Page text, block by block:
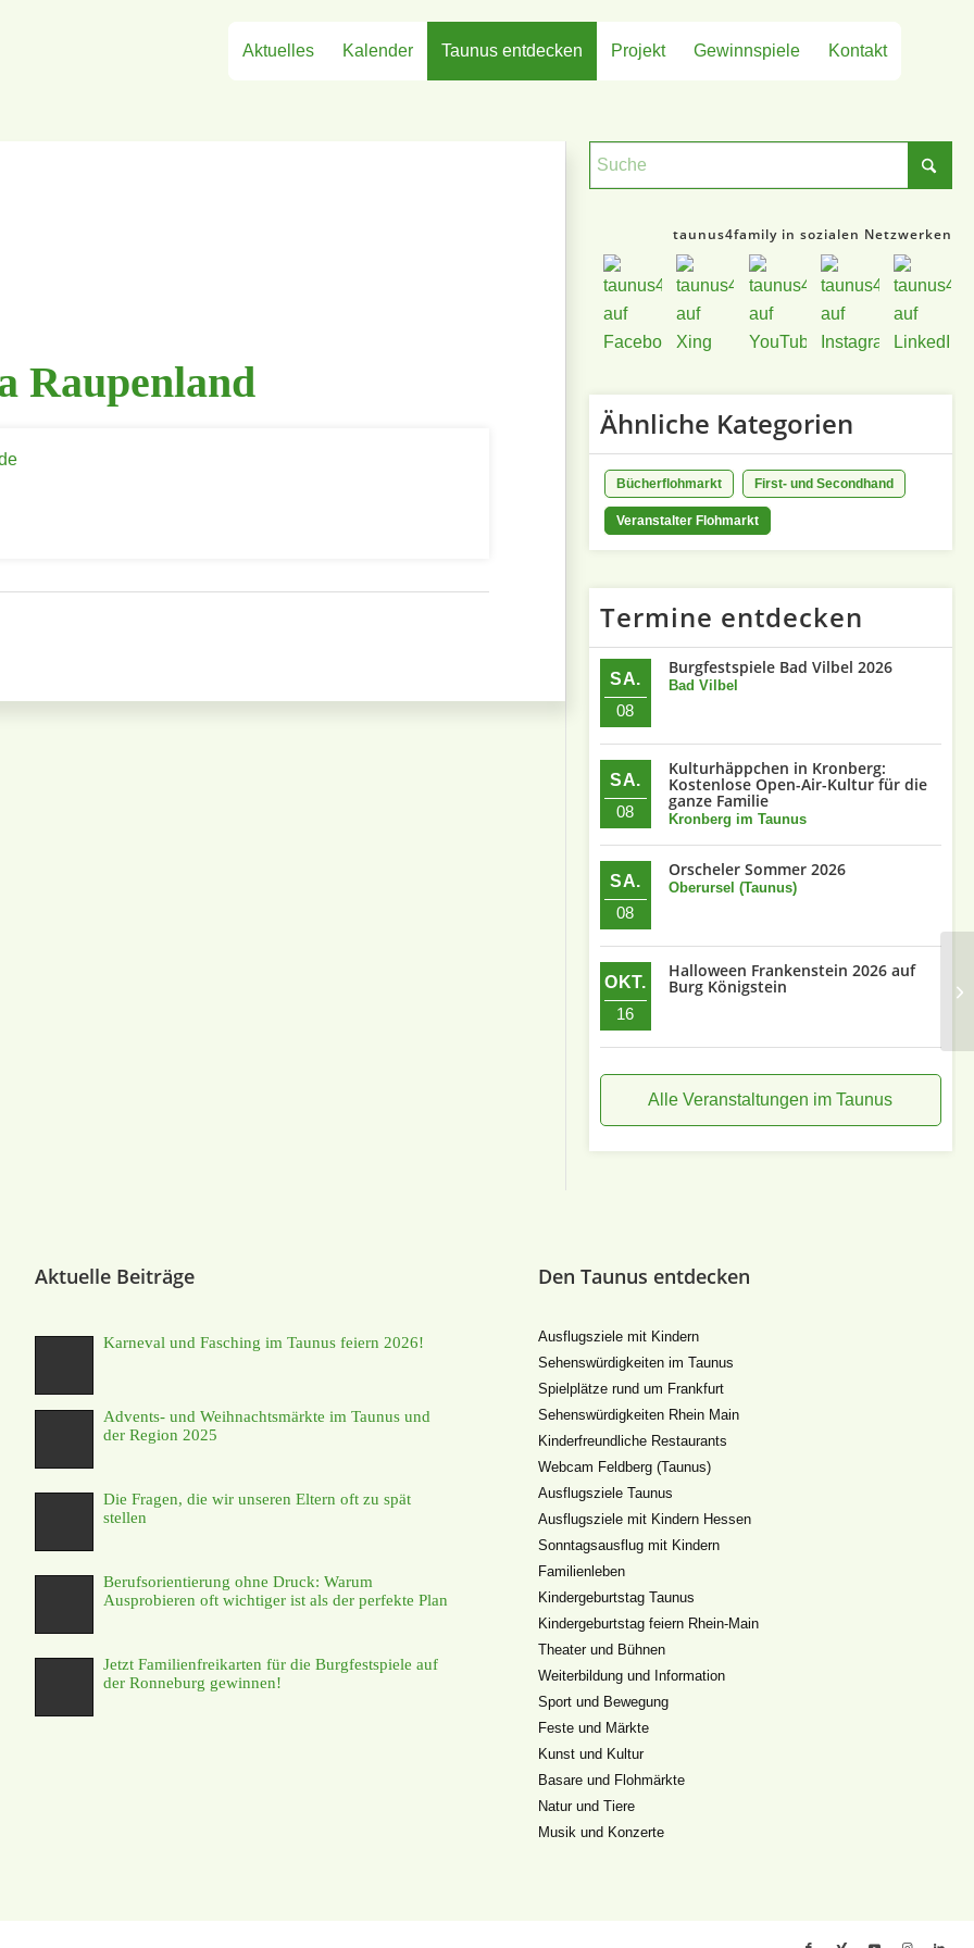
Aktuelles Kalender Taunus entdecken Projekt Gewinnspiele Kontakt
Raupenland
taunus4family in sozialen Netzwerken
Ähnliche Kategorien
Bücherflohmarkt First- und Secondhand
Veranstalter Flohmarkt
Termine entdecken
SA.
08
Burgfestspiele Bad Vilbel 2026
Bad Vilbel
SA.
08
Kulturhäppchen in Kronberg:
Kostenlose Open-Air-Kultur für die
ganze Familie
Kronberg im Taunus
SA.
08
Orscheler Sommer 2026
Oberursel (Taunus)
OKT.
16
Halloween Frankenstein 2026 auf
Burg Königstein
Alle Veranstaltungen im Taunus
Aktuelle Beiträge
Karneval und Fasching im Taunus feiern 2026!
Advents- und Weihnachtsmärkte im Taunus und
der Region 2025
Die Fragen, die wir unseren Eltern oft zu spät
stellen
Berufsorientierung ohne Druck: Warum
Ausprobieren oft wichtiger ist als der perfekte Plan
Jetzt Familienfreikarten für die Burgfestspiele auf
der Ronneburg gewinnen!
Den Taunus entdecken
Ausflugsziele mit Kindern
Sehenswürdigkeiten im Taunus
Spielplätze rund um Frankfurt
Sehenswürdigkeiten Rhein Main
Kinderfreundliche Restaurants
Webcam Feldberg (Taunus)
Ausflugsziele Taunus
Ausflugsziele mit Kindern Hessen
Sonntagsausflug mit Kindern
Familienleben
Kindergeburtstag Taunus
Kindergeburtstag feiern Rhein-Main
Theater und Bühnen
Weiterbildung und Information
Sport und Bewegung
Feste und Märkte
Kunst und Kultur
Basare und Flohmärkte
Natur und Tiere
Musik und Konzerte